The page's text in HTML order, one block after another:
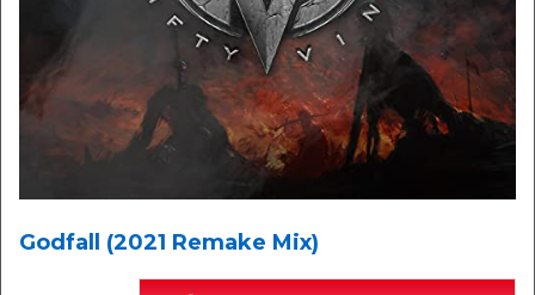
Godfall (2021 Remake Mix)